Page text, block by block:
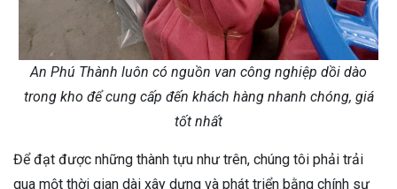
An Phú Thành luôn có nguồn van công nghiệp dồi dào
trong kho để cung cấp đến khách hàng nhanh chóng, giá
tốt nhất
Để đạt được những thành tựu như trên, chúng tôi phải trải
qua một thời gian dài xây dựng và phát triển bằng chính sự